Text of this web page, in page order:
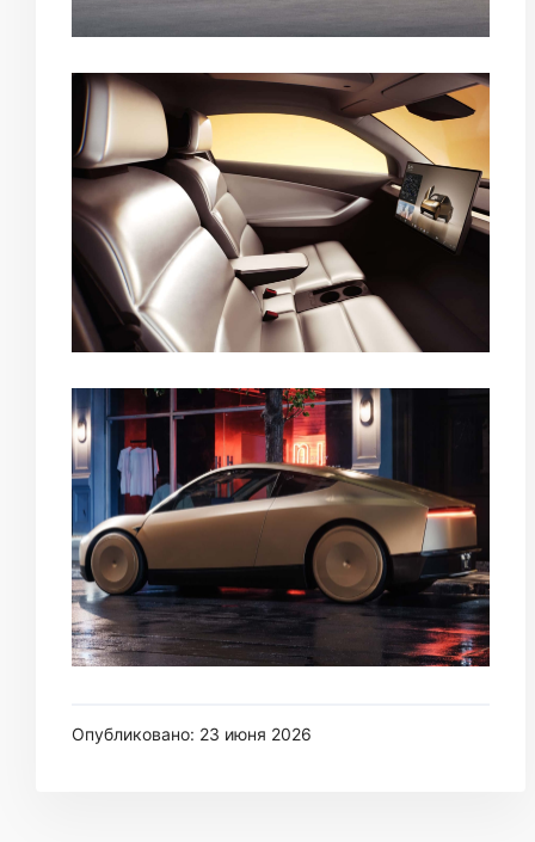
Опубликовано: 23 июня 2026